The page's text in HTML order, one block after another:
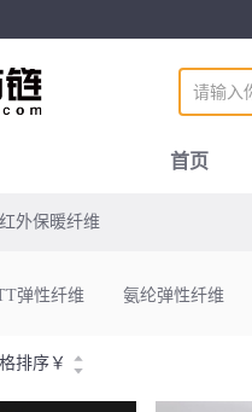
首页
外保暖纤维
弹性纤维 氨纶弹性纤维
排序 ￥